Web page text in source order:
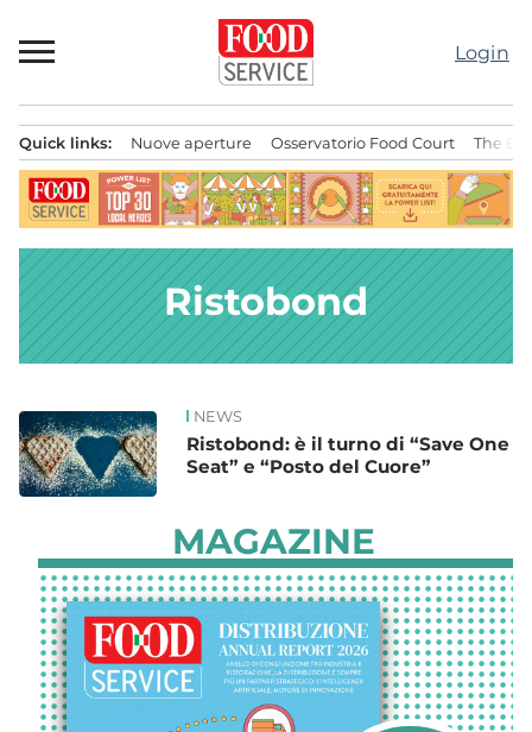
al
contenuto
Login
principale
Quick links: Nuove aperture Osservatorio Food Court The
Ristobond
News NEWS
Ristobond: è il turno di “Save One
Seat” e “Posto del Cuore”
MAGAZINE